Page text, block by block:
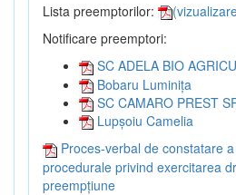
Lista preemptorilor:
Notificare preemptori:
SC ADELA BIO
Bobaru Luminița
SC CAMARO PREST
Lupșoiu Camelia
Proces-verbal de constatare
procedurale privind exercitarea
preempțiune